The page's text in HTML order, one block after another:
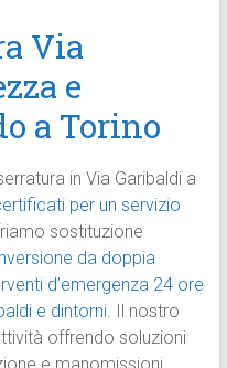
Via
e
a Torino
in Via Garibaldi a
per un servizio
sostituzione
da doppia
d’emergenza 24 ore
e dintorni. Il nostro
offrendo soluzioni